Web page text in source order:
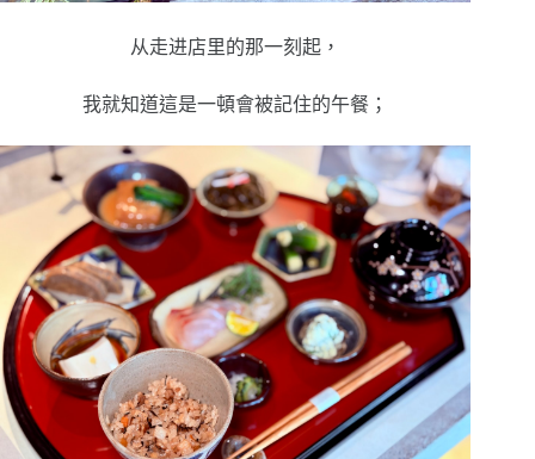
从走进店里的那一刻起，
我就知道這是一頓會被記住的午餐；